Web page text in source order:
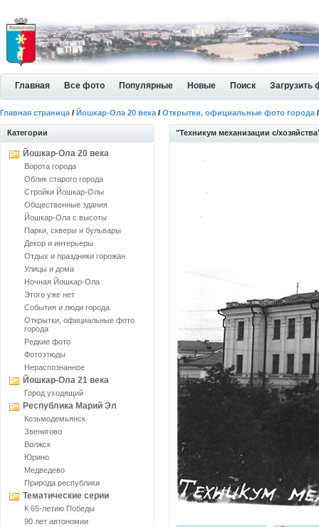
Главная Все фото Популярные Новые Поиск Загрузить
Главная страница / Йошкар-Ола 20 века / Открытки, официальные фото города
Категории
Йошкар-Ола 20 века
Ворота города
Облик старого города
Стройки Йошкар-Олы
Общественные здания
Йошкар-Ола с высоты
Парки, скверы и бульвары
Декор и интерьеры
Отдых и праздники горожан
Улицы и дома
Ночная Йошкар-Ола
Этого уже нет
События и люди города
Открытки, официальные фото
города
Редкие фото
Фотоэтюды
Нераспознанное
Йошкар-Ола 21 века
Город уходящий
Республика Марий Эл
Козьмодемьянск
Звенигово
Волжск
Юрино
Медведево
Природа республики
Тематические серии
К 65-летию Победы
90 лет автономии
"Техникум механизации с/